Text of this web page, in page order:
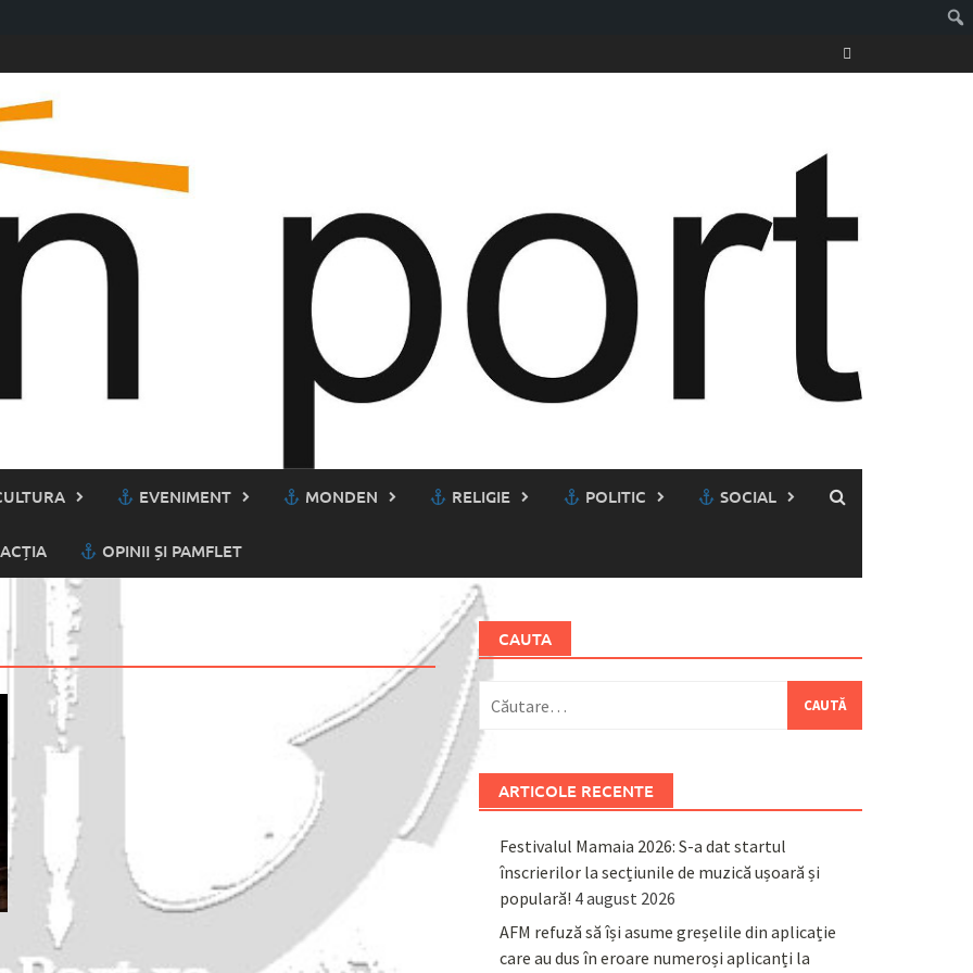
EVENIMENT MONDEN RELIGIE POLITIC SOCIAL
OPINII ȘI PAMFLET
CAUTA
după:
ARTICOLE RECENTE
Festivalul Mamaia 2026: S-a dat startul
înscrierilor la secțiunile de muzică ușoară și
populară! 4 august 2026
AFM refuză să își asume greșelile din aplicație
care au dus în eroare numeroși aplicanți la